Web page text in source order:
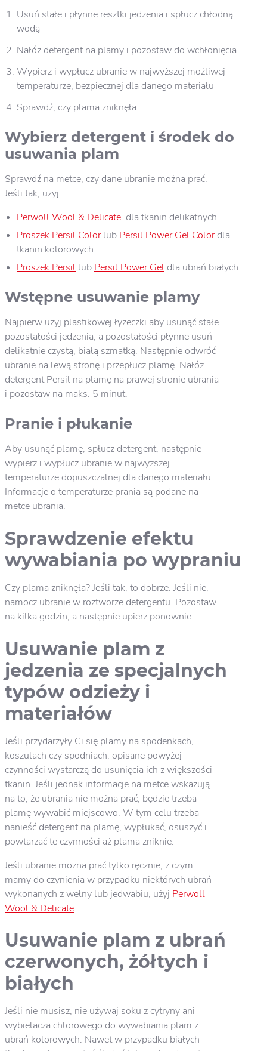
Usuń stałe i płynne resztki jedzenia i spłucz chłodną
wodą
Nałóż detergent na plamy i pozostaw do wchłonięcia
Wypierz i wypłucz ubranie w najwyższej możliwej
temperaturze, bezpiecznej dla danego materiału
Sprawdź, czy plama zniknęła
Wybierz detergent i środek do
usuwania plam
Sprawdź na metce, czy dane ubranie można prać.
Jeśli tak, użyj:
Perwoll Wool & Delicate dla tkanin delikatnych
Proszek Persil Colorlub Persil Power Gel Colordla
tkanin kolorowych
Proszek Persil lub Persil Power Gel dla ubrań białych
Wstępne usuwanie plamy
Najpierw użyj plastikowej łyżeczki aby usunąć stałe
pozostałości jedzenia, a pozostałości płynne usuń
delikatnie czystą, białą szmatką. Następnie odwróć
ubranie na lewą stronę i przepłucz plamę. Nałóż
detergent Persil na plamę na prawej stronie ubrania
i pozostaw na maks. 5 minut.
Pranie i płukanie
Aby usunąć plamę, spłucz detergent, następnie
wypierz i wypłucz ubranie w najwyższej
temperaturze dopuszczalnej dla danego materiału.
Informacje o temperaturze prania są podane na
metce ubrania.
Sprawdzenie efektu
wywabiania po wypraniu
Czy plama zniknęła? Jeśli tak, to dobrze. Jeśli nie,
namocz ubranie w roztworze detergentu. Pozostaw
na kilka godzin, a następnie upierz ponownie.
Usuwanie plam z
jedzenia ze specjalnych
typów odzieży i
materiałów
Jeśli przydarzyły Ci się plamy na spodenkach,
koszulach czy spodniach, opisane powyżej
czynności wystarczą do usunięcia ich z większości
tkanin. Jeśli jednak informacje na metce wskazują
na to, że ubrania nie można prać, będzie trzeba
plamę wywabić miejscowo. W tym celu trzeba
nanieść detergent na plamę, wypłukać, osuszyć i
powtarzać te czynności aż plama zniknie.
Jeśli ubranie można prać tylko ręcznie, z czym
mamy do czynienia w przypadku niektórych ubrań
wykonanych z wełny lub jedwabiu, użyj Perwoll
Wool & Delicate.
Usuwanie plam z ubrań
czerwonych, żółtych i
białych
Jeśli nie musisz, nie używaj soku z cytryny ani
wybielacza chlorowego do wywabiania plam z
ubrań kolorowych. Nawet w przypadku białych